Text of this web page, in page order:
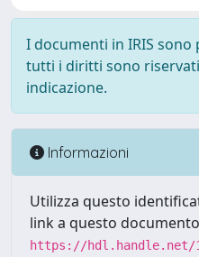
I documenti in IRIS
tutti i diritti sono
indicazione.
Informazioni
Utilizza questo
link a questo
https://hdl.handle.net/